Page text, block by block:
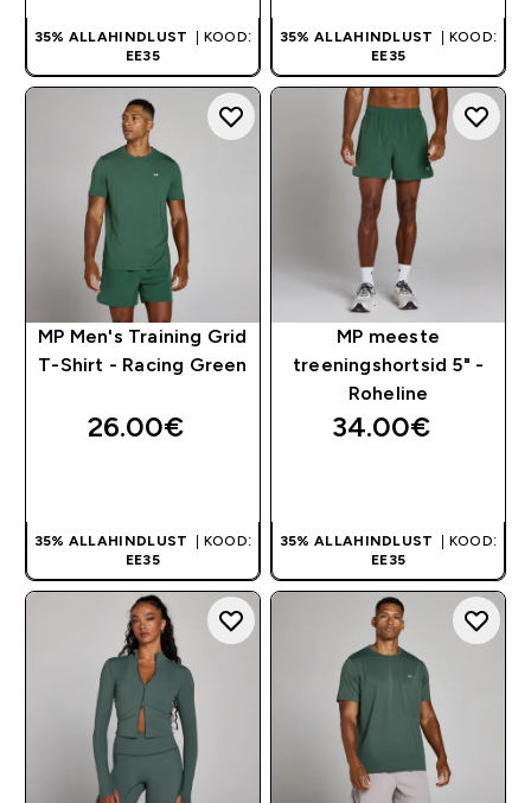
35% ALLAHINDLUST
| KOOD:
EE35
35% ALLAHINDLUST
| KOOD:
EE35
MP Men's Training Grid
T-Shirt - Racing Green
26.00€‎
35% ALLAHINDLUST
| KOOD:
EE35
MP meeste
treeningshortsid 5" -
Roheline
34.00€‎
35% ALLAHINDLUST
| KOOD:
EE35